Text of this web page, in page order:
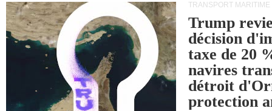
TRANSPORT MARITIME
Trump
décision
taxe de 20
navires
détroit
protection